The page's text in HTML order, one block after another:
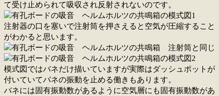
て受け止められて吸収され反射されないのです。
注射器の口を塞いで注射筒を押さえると空気が圧縮すること
がわかると思います。
模式図ではバネだけ描いていますが実際はダッシュポットが
付いていてバネの振動を止める働きもあります。
バネには固有振動数があるように空気層にも固有振動数があ